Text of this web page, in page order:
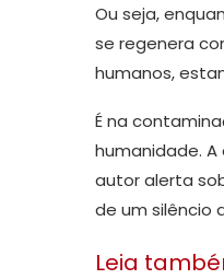
Ou seja,
se regenera
humanos,
É na
humanidade.
autor alerta
de um silêncio
Leia